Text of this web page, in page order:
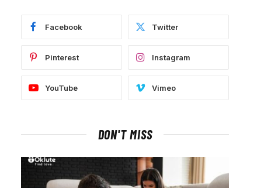
Facebook Twitter
Pinterest Instagram
YouTube Vimeo
DON'T MISS